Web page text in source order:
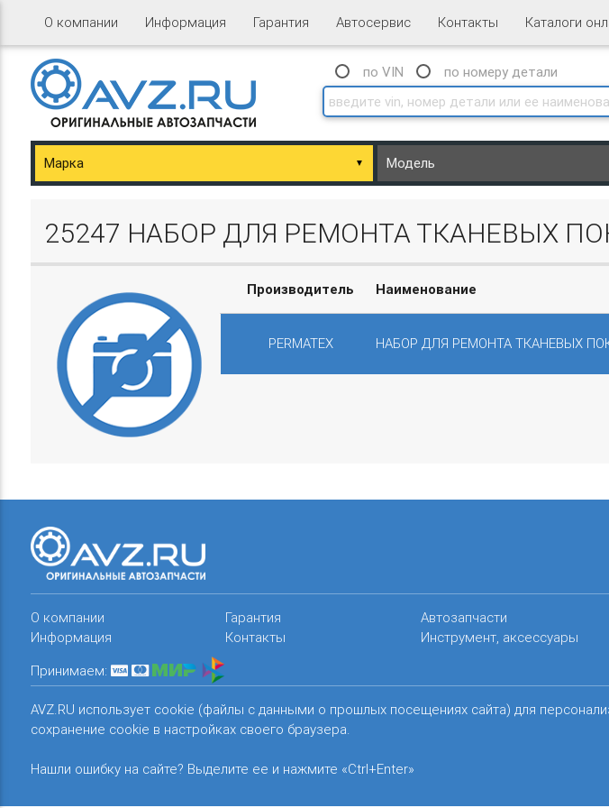
О компании Информация Гарантия Автосервис Контакты Каталоги
Basket.php
по VIN
по номеру детали
▼
25247 НАБОР ДЛЯ РЕМОНТА ТКАНЕВЫХ
Производитель Наименование
PERMATEX НАБОР ДЛЯ РЕМОНТА ТКАНЕВЫХ
О компании
Информация
Гарантия
Контакты
Автозапчасти
Инструмент, аксессуары
Принимаем:
AVZ.RU использует cookie (файлы с данными о прошлых посещениях сайта) для
сохранение cookie в настройках своего браузера.
Нашли ошибку на сайте? Выделите ее и нажмите «Ctrl+Enter»